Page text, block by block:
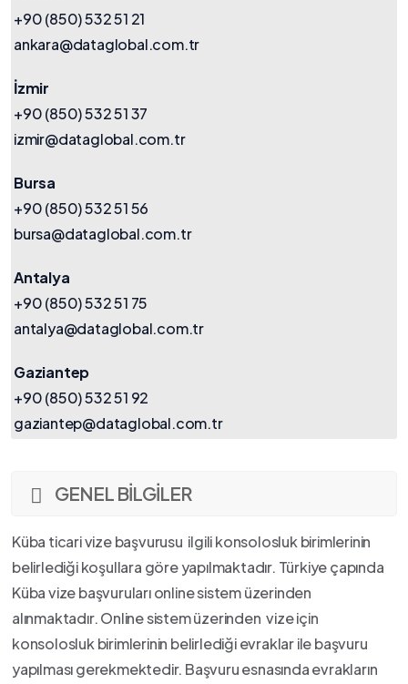
+90 (850) 532 51 21
ankara@dataglobal.com.tr
İzmir
+90 (850) 532 51 37
izmir@dataglobal.com.tr
Bursa
+90 (850) 532 51 56
bursa@dataglobal.com.tr
Antalya
+90 (850) 532 51 75
antalya@dataglobal.com.tr
Gaziantep
+90 (850) 532 51 92
gaziantep@dataglobal.com.tr
GENEL BİLGİLER
Küba ticari vize başvurusu ilgili konsolosluk birimlerinin
belirlediği koşullara göre yapılmaktadır. Türkiye çapında
Küba vize başvuruları online sistem üzerinden
alınmaktadır. Online sistem üzerinden vize için
konsolosluk birimlerinin belirlediği evraklar ile başvuru
yapılması gerekmektedir. Başvuru esnasında evrakların